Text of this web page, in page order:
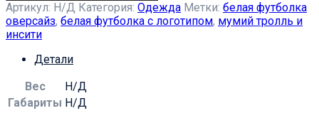
Артикул: Н/Д Категория: Одежда Метки: белая футболка
оверсайз, белая футболка с логотипом, мумий тролль и
инсити
Детали
Вес
Н/Д
Габариты Н/Д